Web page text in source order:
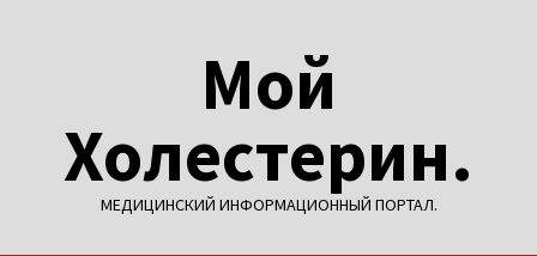
Мой
Холестерин.
МЕДИЦИНСКИЙ ИНФОРМАЦИОННЫЙ ПОРТАЛ.